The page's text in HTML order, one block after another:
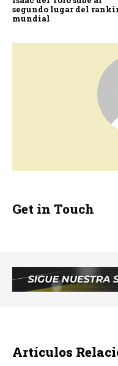
segundo lugar del
mundial
Get in Touch
Artículos